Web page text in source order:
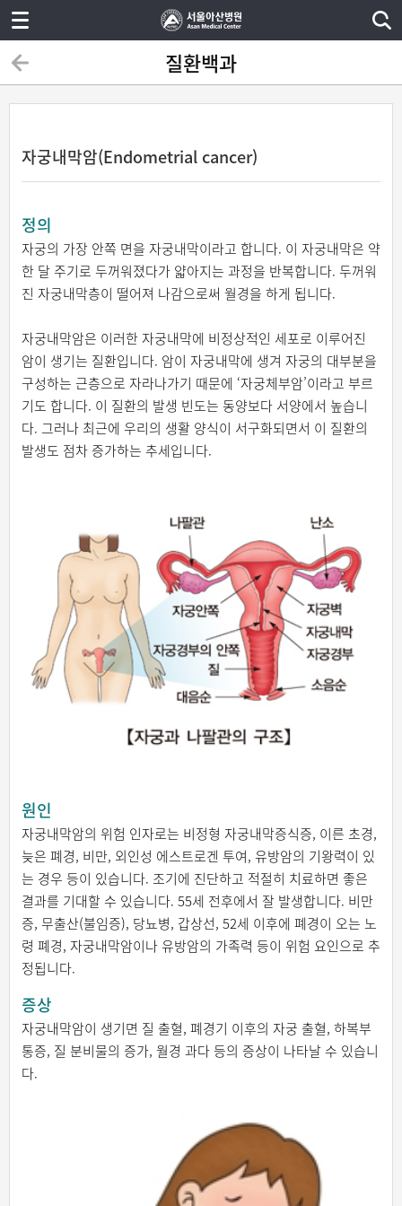
질환백과
자궁내막암(Endometrial cancer)
정의
자궁의 가장 안쪽 면을 자궁내막이라고 합니다. 이 자궁내막은 약
한 달 주기로 두꺼워졌다가 얇아지는 과정을 반복합니다. 두꺼워
진 자궁내막층이 떨어져 나감으로써 월경을 하게 됩니다.
자궁내막암은 이러한 자궁내막에 비정상적인 세포로 이루어진
암이 생기는 질환입니다. 암이 자궁내막에 생겨 자궁의 대부분을
구성하는 근층으로 자라나가기 때문에 ‘자궁체부암’이라고 부르
기도 합니다. 이 질환의 발생 빈도는 동양보다 서양에서 높습니
다. 그러나 최근에 우리의 생활 양식이 서구화되면서 이 질환의
발생도 점차 증가하는 추세입니다.
원인
자궁내막암의 위험 인자로는 비정형 자궁내막증식증, 이른 초경,
늦은 폐경, 비만, 외인성 에스트로겐 투여, 유방암의 기왕력이 있
는 경우 등이 있습니다. 조기에 진단하고 적절히 치료하면 좋은
결과를 기대할 수 있습니다. 55세 전후에서 잘 발생합니다. 비만
증, 무출산(불임증), 당뇨병, 갑상선, 52세 이후에 폐경이 오는 노
령 폐경, 자궁내막암이나 유방암의 가족력 등이 위험 요인으로 추
정됩니다.
증상
자궁내막암이 생기면 질 출혈, 폐경기 이후의 자궁 출혈, 하복부
통증, 질 분비물의 증가, 월경 과다 등의 증상이 나타날 수 있습니
다.